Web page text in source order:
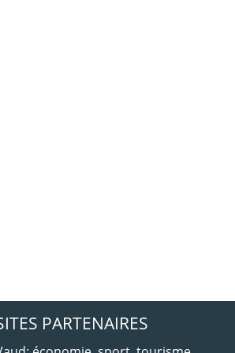
PARTENAIRES